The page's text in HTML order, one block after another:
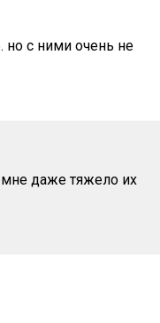
но с ними очень не
даже тяжело их